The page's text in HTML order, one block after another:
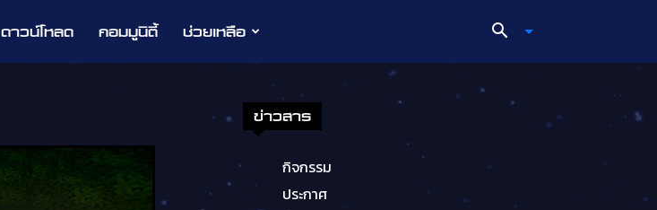
ดาวน์โหลด คอมมูนิตี้ ช่วยเหลือ
ข่าวสาร
กิจกรรม
ประกาศ